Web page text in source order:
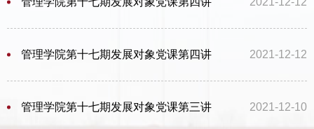
2021-12-12
管理学院第十七期发展对象党课第四讲
2021-12-10
管理学院第十七期发展对象党课第三讲